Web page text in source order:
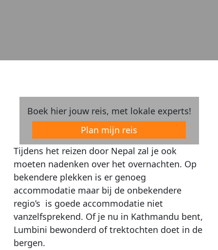
Boek hier jouw reis, met lokale experts!
Plan mijn reis
Tijdens het reizen door Nepal zal je ook
moeten nadenken over het overnachten. Op
bekendere plekken is er genoeg
accommodatie maar bij de onbekendere
regio’s is goede accommodatie niet
vanzelfsprekend. Of je nu in Kathmandu bent,
Lumbini bewonderd of trektochten doet in de
bergen.